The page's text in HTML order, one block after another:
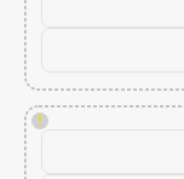
!